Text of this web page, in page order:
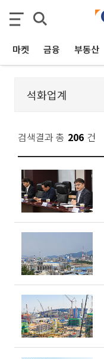
마켓 금융 부동산
검색결과 총 206 건